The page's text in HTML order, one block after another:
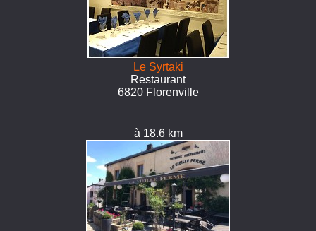
Le Syrtaki
Restaurant
6820 Florenville
à 18.6 km